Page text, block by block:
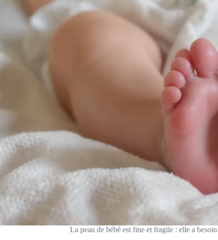
La peau de bébé est fine et fragile : elle a